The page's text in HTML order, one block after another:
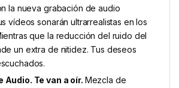
la nueva grabación de audio
vídeos sonarán ultrarrealistas en los
que la reducción del ruido del
un extra de nitidez. Tus deseos
Audio. Te van a oír. Mezcla de